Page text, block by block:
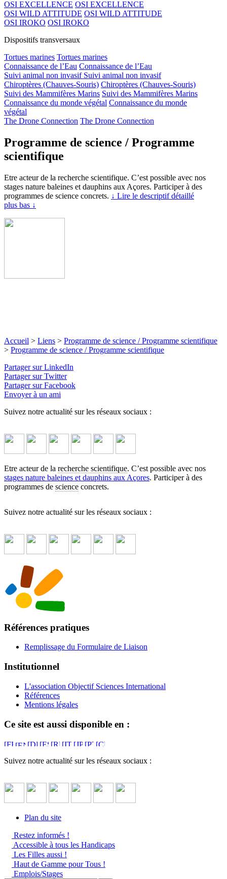
OSI EXCELLENCE OSI EXCELLENCE
OSI WILD ATTITUDE OSI WILD ATTITUDE
OSI IROKO OSI IROKO
Dispositifs transversaux
Tortues marines Tortues marines
Connaissance de l’Eau Connaissance de l’Eau
Suivi animal non invasif Suivi animal non invasif
Chiroptères (Chauves-Souris) Chiroptères (Chauves-Souris)
Suivi des Mammifères Marins Suivi des Mammifères Marins
Connaissance du monde végétal Connaissance du monde
végétal
The Drone Connection The Drone Connection
Programme de science / Programme
scientifique
Etre acteur de la recherche scientifique. C’est possible avec nos
stages nature baleines et dauphins aux Açores. Participer à des
programmes de science concrets. ↓ Lire le descriptif détaillé
plus bas ↓
Accueil > Liens > Programme de science / Programme scientifique
> Programme de science / Programme scientifique
Partager sur LinkedIn
Partager sur Twitter
Partager sur Facebook
Envoyer à un ami
Suivez notre actualité sur les réseaux sociaux :
Etre acteur de la recherche scientifique. C’est possible avec nos
stages nature baleines et dauphins aux Açores. Participer à des
programmes de science concrets.
Suivez notre actualité sur les réseaux sociaux :
Références pratiques
Remplissage du Formulaire de Liaison
Institutionnel
L'association Objectif Sciences International
Références
Mentions légales
Ce site est aussi disponible en :
Suivez notre actualité sur les réseaux sociaux :
Plan du site
Restez informés !
Accessible à tous les Handicaps
Les Filles aussi !
Haut de Gamme pour Tous !
Emplois/Stages